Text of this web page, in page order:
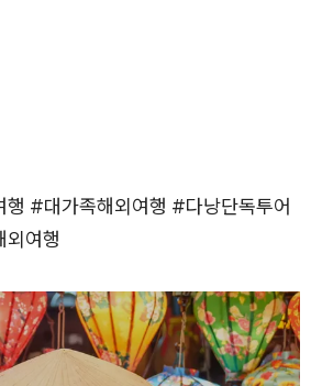
#대가족해외여행 #다낭단독투어
여행